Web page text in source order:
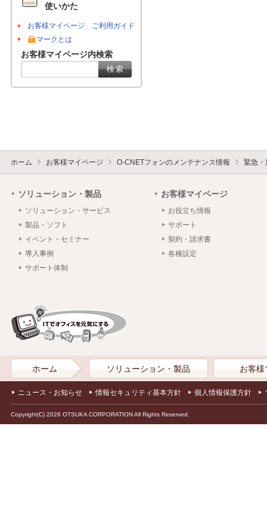
使いかた
お客様マイページ ご利用ガイド
マークとは
お客様マイページ内検索
ホーム お客様マイページ O-CNETフォンのメンテナンス情報 緊急・
ソリューション・製品
ソリューション・サービス
製品・ソフト
イベント・セミナー
導入事例
サポート体制
お客様マイページ
お役立ち情報
サポート
契約・請求書
各種設定
ホーム ソリューション・製品 お客様
ニュース・お知らせ 情報セキュリティ基本方針 個人情報保護方針
Copyright(C) 2026 OTSUKA CORPORATION All Rights Reserved.